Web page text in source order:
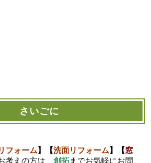
さいごに
フォーム 】【洗面リフォーム 】【窓
考えの方は、 創拓までお気軽にお問